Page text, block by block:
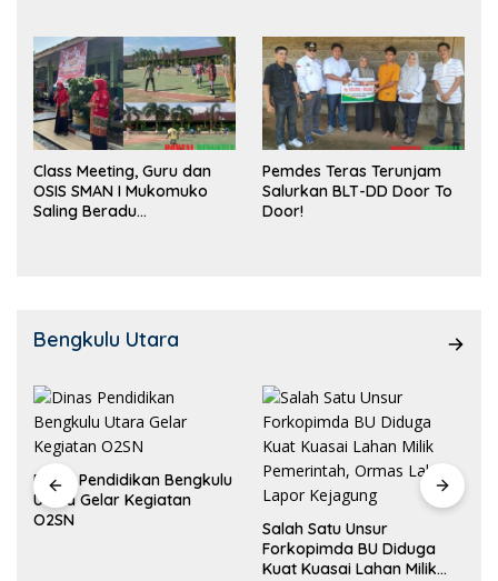
Class Meeting, Guru dan
OSIS SMAN I Mukomuko
Saling Beradu
Pemdes Teras Terunjam
Salurkan BLT-DD Door To
Door!
Bengkulu Utara
Dinas Pendidikan Bengkulu
Utara Gelar Kegiatan
O2SN
Salah Satu Unsur
Forkopimda BU Diduga
Kuat Kuasai Lahan Milik